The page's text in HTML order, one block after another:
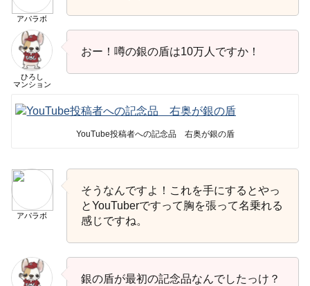
アパラボ
ひろし
マンション
おー！噂の銀の盾は10万人ですか！
YouTube投稿者への記念品 右奥が銀の盾
アパラボ
そうなんですよ！これを手にするとやっ
とYouTuberですって胸を張って名乗れる
感じですね。
銀の盾が最初の記念品なんでしたっけ？